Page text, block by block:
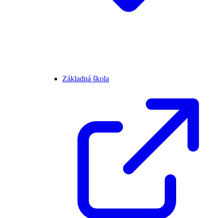
Základná škola